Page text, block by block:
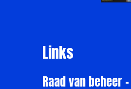
Links
Raad van beheer -